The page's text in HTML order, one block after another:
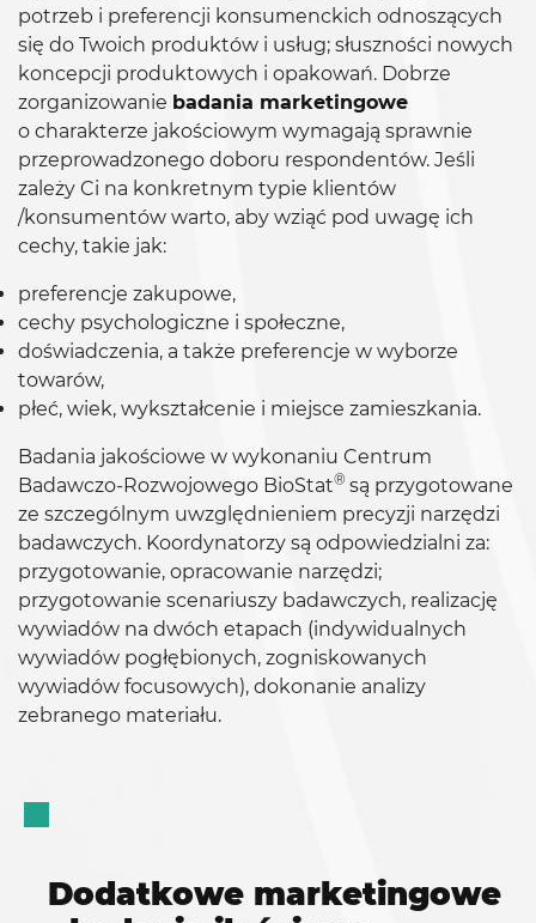
potrzeb i preferencji konsumenckich odnoszących
się do Twoich produktów i usług; słuszności nowych
koncepcji produktowych i opakowań. Dobrze
zorganizowanie badania marketingowe
o charakterze jakościowym wymagają sprawnie
przeprowadzonego doboru respondentów. Jeśli
zależy Ci na konkretnym typie klientów
/konsumentów warto, aby wziąć pod uwagę ich
cechy, takie jak:
preferencje zakupowe,
cechy psychologiczne i społeczne,
doświadczenia, a także preferencje w wyborze
towarów,
płeć, wiek, wykształcenie i miejsce zamieszkania.
Badania jakościowe w wykonaniu Centrum
Badawczo-Rozwojowego BioStat® są przygotowane
ze szczególnym uwzględnieniem precyzji narzędzi
badawczych. Koordynatorzy są odpowiedzialni za:
przygotowanie, opracowanie narzędzi;
przygotowanie scenariuszy badawczych, realizację
wywiadów na dwóch etapach (indywidualnych
wywiadów pogłębionych, zogniskowanych
wywiadów focusowych), dokonanie analizy
zebranego materiału.
Dodatkowe marketingowe